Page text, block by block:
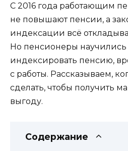
С 2016 года работающим
не повышают пенсии, а
индексации всё
Но пенсионеры научились
индексировать пенсию,
с работы. Рассказываем,
сделать, чтобы получить
выгоду.
Содержание